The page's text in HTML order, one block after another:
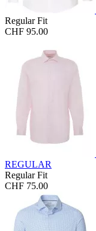
Regular Fit
CHF 95.00
REGULAR
Regular Fit
CHF 75.00